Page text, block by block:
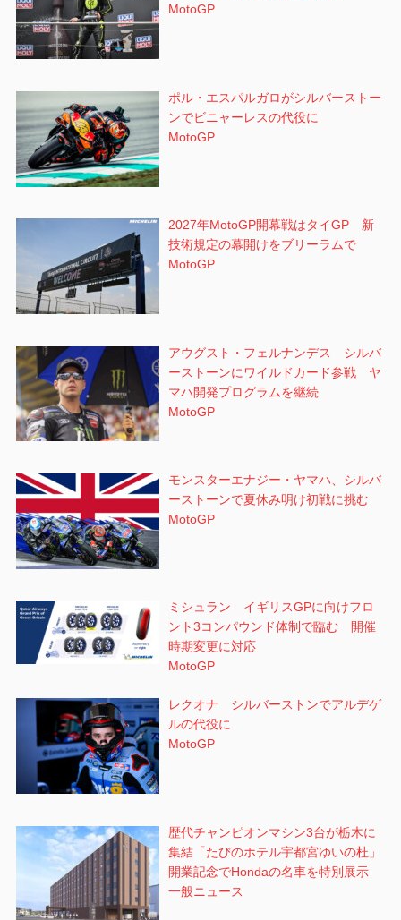
MotoGP
ポル・エスパルガロがシルバーストー
ンでビニャーレスの代役に
MotoGP
2027年MotoGP開幕戦はタイGP 新
技術規定の幕開けをブリーラムで
MotoGP
アウグスト・フェルナンデス シルバ
ーストーンにワイルドカード参戦 ヤ
マハ開発プログラムを継続
MotoGP
モンスターエナジー・ヤマハ、シルバ
ーストーンで夏休み明け初戦に挑む
MotoGP
ミシュラン イギリスGPに向けフロ
ント3コンパウンド体制で臨む 開催
時期変更に対応
MotoGP
レクオナ シルバーストンでアルデゲ
ルの代役に
MotoGP
歴代チャンピオンマシン3台が栃木に
集結「たびのホテル宇都宮ゆいの杜」
開業記念でHondaの名車を特別展示
一般ニュース